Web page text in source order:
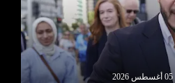
05 أغسطس 2026